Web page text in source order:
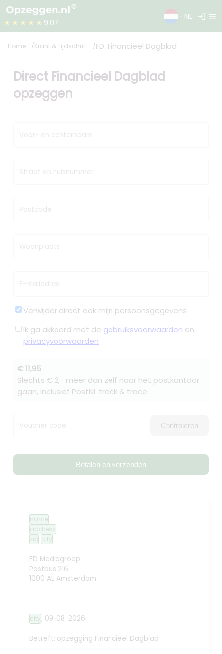
★★★★★ 9.07
- NL login menu
Home Krant & Tijdschrift FD. Financieel Dagblad
Direct Financieel Dagblad
opzeggen
Voor- en achternaam
Straat en huisnummer
Postcode
Woonplaats
E-mailadres
Verwijder direct ook mijn persoonsgegevens
Ik ga akkoord met de gebruiksvoorwaarden en
privacyvoorwaarden
€ 11,95
Slechts € 2,- meer dan zelf naar het postkantoor
gaan, inclusief PostNL track & trace.
Voucher code Controleren
Betalen en verzenden
name
address
zip city
FD Mediagroep
Postbus 216
1000 AE Amsterdam
city, 09-08-2026
Betreft: opzegging Financieel Dagblad